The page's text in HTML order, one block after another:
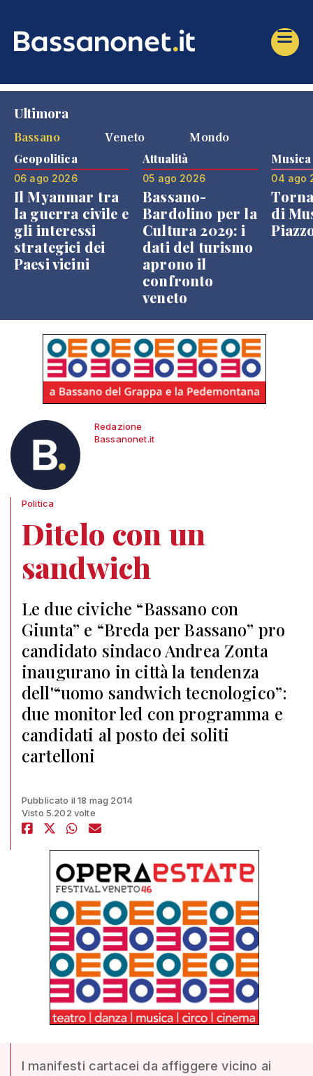
Ultimora
Bassano
Veneto Mondo
Geopolitica
06 ago 2026
Il Myanmar tra
la guerra civile e
gli interessi
strategici dei
Paesi vicini
Attualità
05 ago 2026
Bassano-
Bardolino per la
Cultura 2029: i
dati del turismo
aprono il
confronto
veneto
Musica
04 ago
di
Redazione
Bassanonet.it
Politica
Ditelo con un
sandwich
Le due civiche “Bassano con
Giunta” e “Breda per Bassano” pro
candidato sindaco Andrea Zonta
inaugurano in città la tendenza
dell'“uomo sandwich tecnologico”:
due monitor led con programma e
candidati al posto dei soliti
cartelloni
Pubblicato il 18 mag 2014
Visto 5.202 volte
I manifesti cartacei da affiggere vicino ai